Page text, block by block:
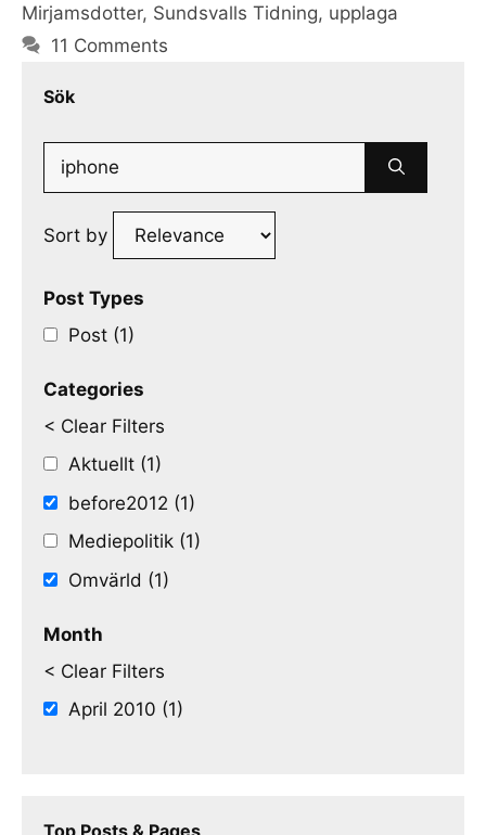
Mirjamsdotter, Sundsvalls Tidning, upplaga
11 Comments
Sök
Search
for:
Sort by
Post Types
Post (1)
Categories
< Clear Filters
Aktuellt (1)
before2012 (1)
Mediepolitik (1)
Omvärld (1)
Month
< Clear Filters
April 2010 (1)
Top Posts & Pages